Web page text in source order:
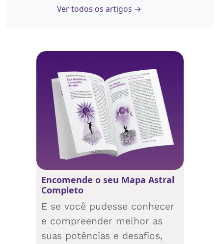
Ver todos os artigos →
Encomende o seu Mapa Astral
Completo
E se você pudesse conhecer
e compreender melhor as
suas potências e desafios,